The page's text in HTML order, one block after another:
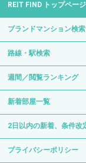
REIT FIND トップページ
ブランドマンション検索
路線・駅検索
週間／閲覧ランキング
新着部屋一覧
2日以内の新着、条件改
プライバシーポリシー